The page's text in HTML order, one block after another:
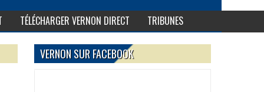
TÉLÉCHARGER VERNON DIRECT TRIBUNES
VERNON SUR FACEBOOK